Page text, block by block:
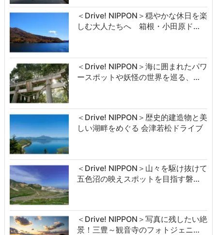
＜Drive! NIPPON＞穏やかな休日を楽
しむ大人たちへ 箱根・小田原ド…
＜Drive! NIPPON＞海に囲まれたパワ
ースポットや妖怪の世界を巡る、…
＜Drive! NIPPON＞歴史的建造物と美
しい湖畔をめぐる 会津若松ドライブ
＜Drive! NIPPON＞山々を駆け抜けて
五色沼の映えスポットを目指す磐…
＜Drive! NIPPON＞写真に残したい絶
景！三豊～観音寺のフォトジェニ…